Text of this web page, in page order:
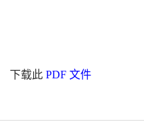
下载此 PDF 文件